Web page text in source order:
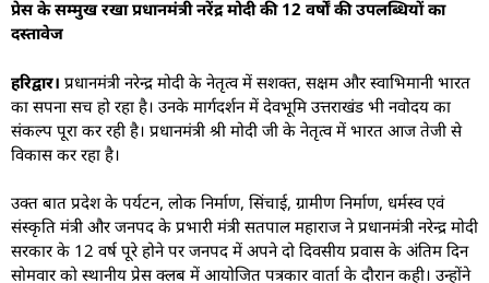
प्रेस के सम्मुख रखा प्रधानमंत्री नरेंद्र मोदी की 12 वर्षों की उपलब्धियों का
दस्तावेज
हरिद्वार। प्रधानमंत्री नरेन्द्र मोदी के नेतृत्व में सशक्त, सक्षम और स्वाभिमानी भारत
का सपना सच हो रहा है। उनके मार्गदर्शन में देवभूमि उत्तराखंड भी नवोदय का
संकल्प पूरा कर रही है। प्रधानमंत्री श्री मोदी जी के नेतृत्व में भारत आज तेजी से
विकास कर रहा है।
उक्त बात प्रदेश के पर्यटन, लोक निर्माण, सिंचाई, ग्रामीण निर्माण, धर्मस्व एवं
संस्कृति मंत्री और जनपद के प्रभारी मंत्री सतपाल महाराज ने प्रधानमंत्री नरेन्द्र मोदी
सरकार के 12 वर्ष पूरे होने पर जनपद में अपने दो दिवसीय प्रवास के अंतिम दिन
सोमवार को स्थानीय प्रेस क्लब में आयोजित पत्रकार वार्ता के दौरान कही। उन्होंने